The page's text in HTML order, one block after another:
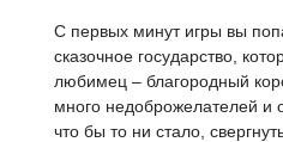
С первых минут игры вы
сказочное государство,
любимец – благородный
много недоброжелателей
что бы то ни стало,